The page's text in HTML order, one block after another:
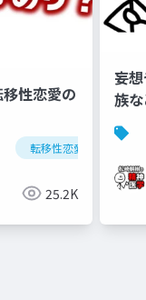
性恋愛の
転移性恋愛
25.2K
妄
族